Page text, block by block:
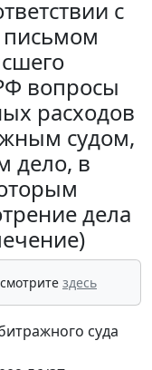
с
вопросы
расходов
судом,
дело, в
дела
здесь
суда